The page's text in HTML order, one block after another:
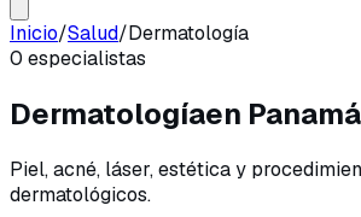
Inicio/Salud/Dermatología
0 especialistas
Dermatologíaen Panamá
Piel, acné, láser, estética y
dermatológicos.